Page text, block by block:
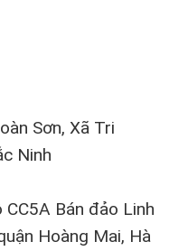
Sơn, Xã Tri
Ninh
Bán đảo Linh
Hoàng Mai, Hà